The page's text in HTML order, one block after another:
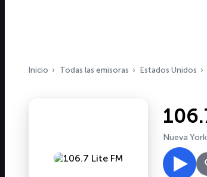
Inicio Todas las emisoras Estados Unidos
Nueva